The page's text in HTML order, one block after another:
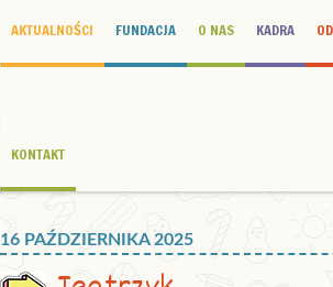
AKTUALNOŚCI FUNDACJA O NAS KADRA
KONTAKT
16 PAŹDZIERNIKA 2025